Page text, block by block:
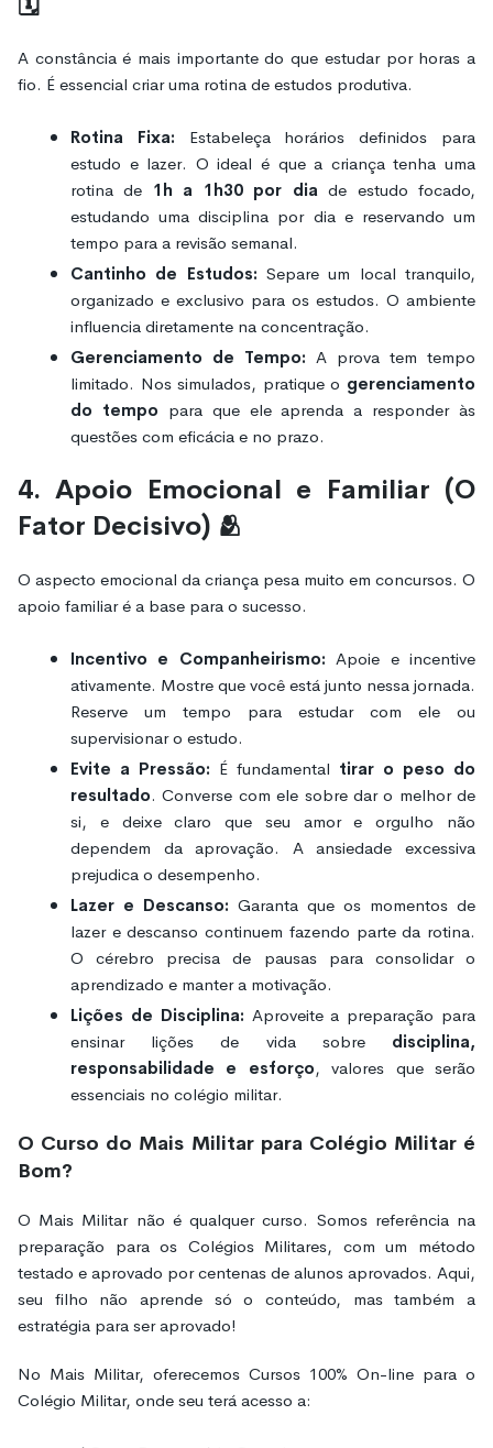
A constância é mais importante do que estudar por horas a
fio. É essencial criar uma rotina de estudos produtiva.
Rotina Fixa: Estabeleça horários definidos para
estudo e lazer. O ideal é que a criança tenha uma
rotina de 1h a 1h30 por dia de estudo focado,
estudando uma disciplina por dia e reservando um
tempo para a revisão semanal.
Cantinho de Estudos: Separe um local tranquilo,
organizado e exclusivo para os estudos. O ambiente
influencia diretamente na concentração.
Gerenciamento de Tempo: A prova tem tempo
limitado. Nos simulados, pratique o gerenciamento
do tempo para que ele aprenda a responder às
questões com eficácia e no prazo.
4. Apoio Emocional e Familiar (O
Fator Decisivo) 🫂
O aspecto emocional da criança pesa muito em concursos. O
apoio familiar é a base para o sucesso.
Incentivo e Companheirismo: Apoie e incentive
ativamente. Mostre que você está junto nessa jornada.
Reserve um tempo para estudar com ele ou
supervisionar o estudo.
Evite a Pressão: É fundamental tirar o peso do
resultado. Converse com ele sobre dar o melhor de
si, e deixe claro que seu amor e orgulho não
dependem da aprovação. A ansiedade excessiva
prejudica o desempenho.
Lazer e Descanso: Garanta que os momentos de
lazer e descanso continuem fazendo parte da rotina.
O cérebro precisa de pausas para consolidar o
aprendizado e manter a motivação.
Lições de Disciplina: Aproveite a preparação para
ensinar lições de vida sobre disciplina,
responsabilidade e esforço, valores que serão
essenciais no colégio militar.
O Curso do Mais Militar para Colégio Militar é
Bom?
O Mais Militar não é qualquer curso. Somos referência na
preparação para os Colégios Militares, com um método
testado e aprovado por centenas de alunos aprovados. Aqui,
seu filho não aprende só o conteúdo, mas também a
estratégia para ser aprovado!
No Mais Militar, oferecemos Cursos 100% On-line para o
Colégio Militar, onde seu terá acesso a: